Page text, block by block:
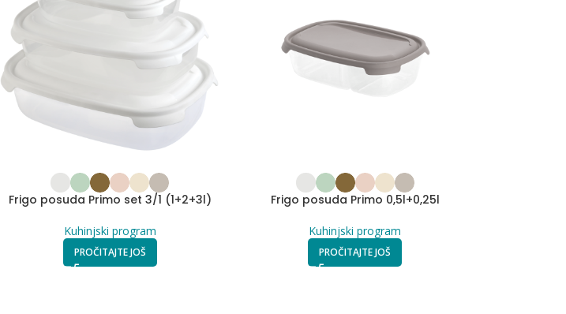
Frigo posuda Primo set 3/1 (1+2+3l)
Kuhinjski program
PROČITAJTE JOŠ
Frigo posuda Primo 0,5l+0,25l
Kuhinjski program
PROČITAJTE JOŠ